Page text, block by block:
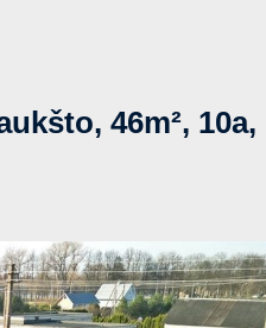
46m², 10a,